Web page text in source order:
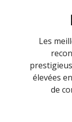
Les
élevées
de